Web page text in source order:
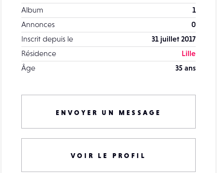
Album
1
Annonces
0
Inscrit depuis le
31 juillet 2017
Résidence
Lille
Âge
35 ans
ENVOYER UN MESSAGE
VOIR LE PROFIL